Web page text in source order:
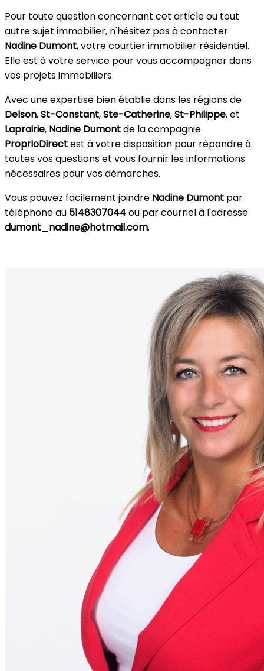
Pour toute question concernant cet article ou tout
autre sujet immobilier, n'hésitez pas à contacter
Nadine Dumont, votre courtier immobilier résidentiel.
Elle est à votre service pour vous accompagner dans
vos projets immobiliers.
Avec une expertise bien établie dans les régions de
Delson,St-Constant,Ste-Catherine,St-Philippe, et
Laprairie, Nadine Dumontde la compagnie
ProprioDirectest à votre disposition pour répondre à
toutes vos questions et vous fournir les informations
nécessaires pour vos démarches.
Vous pouvez facilement joindre Nadine Dumont par
téléphone au 5148307044ou par courriel à l'adresse
dumont_nadine@hotmail.com.